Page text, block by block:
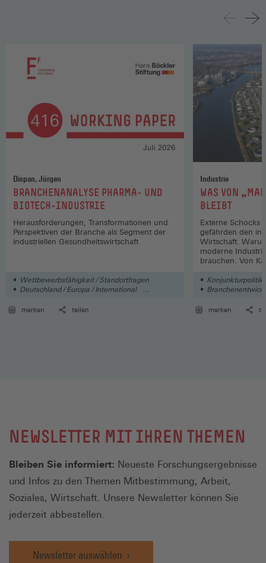
Dispan, Jürgen
:BRANCHENANALYSE PHARMA- UND
BIOTECH-INDUSTRIE
Herausforderungen, Transformationen und
Perspektiven der Branche als Segment der
industriellen Gesundheitswirtschaft
Wettbewerbsfähigkeit / Standortfragen
Deutschland / Europa / International
merken
teilen
Industrie
:WAS VON
BLEIBT
Externe Schocks
gefährden den
Wirtschaft.
moderne
brauchen. Von
Konjunkturpolitik
merken
NEWSLETTER MIT IHREN THEMEN
Bleiben Sie informiert: Neueste Forschungsergebnisse
und Infos zu den Themen Mitbestimmung, Arbeit,
Soziales, Wirtschaft. Unsere Newsletter können Sie
jederzeit abbestellen.
Newsletter auswählen